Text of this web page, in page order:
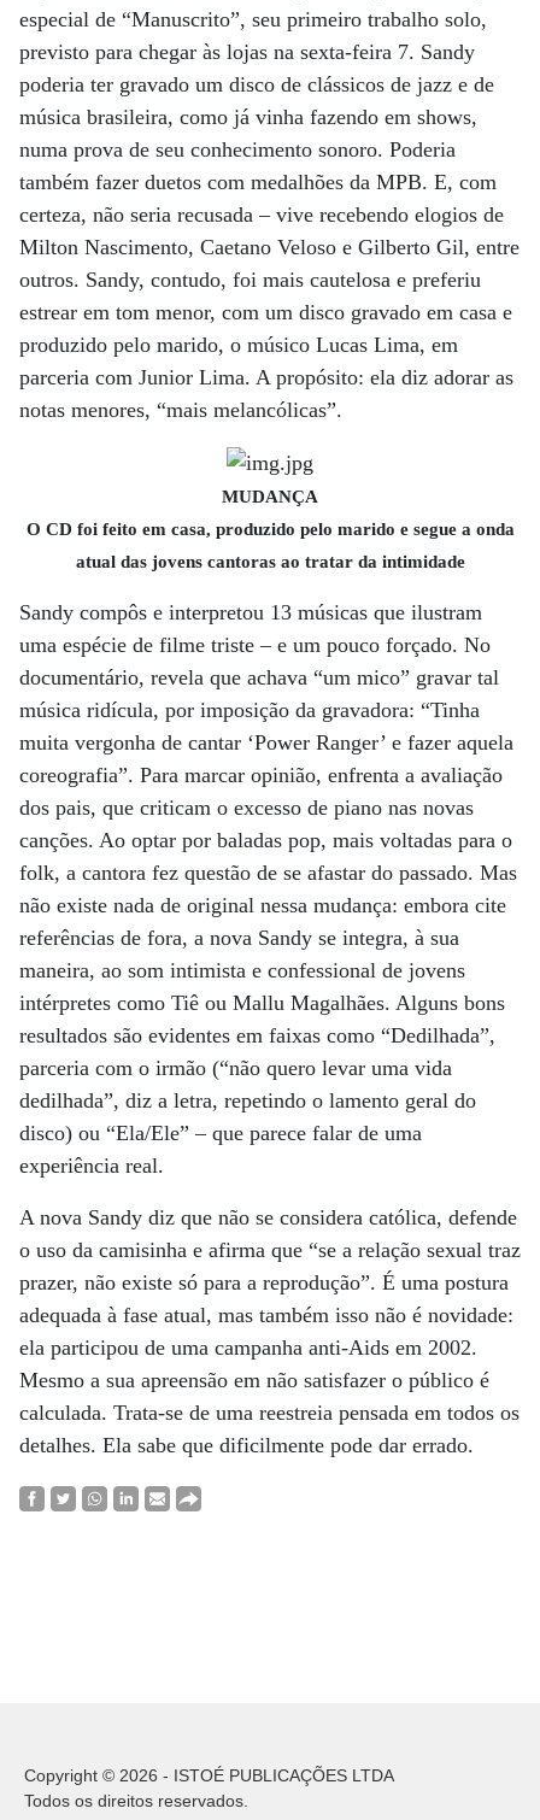
especial de “Manuscrito”, seu primeiro trabalho solo,
previsto para chegar às lojas na sexta-feira 7. Sandy
poderia ter gravado um disco de clássicos de jazz e de
música brasileira, como já vinha fazendo em shows,
numa prova de seu conhecimento sonoro. Poderia
também fazer duetos com medalhões da MPB. E, com
certeza, não seria recusada – vive recebendo elogios de
Milton Nascimento, Caetano Veloso e Gilberto Gil, entre
outros. Sandy, contudo, foi mais cautelosa e preferiu
estrear em tom menor, com um disco gravado em casa e
produzido pelo marido, o músico Lucas Lima, em
parceria com Junior Lima. A propósito: ela diz adorar as
notas menores, “mais melancólicas”.
MUDANÇA
O CD foi feito em casa, produzido pelo marido e segue a onda
atual das jovens cantoras ao tratar da intimidade
Sandy compôs e interpretou 13 músicas que ilustram
uma espécie de filme triste – e um pouco forçado. No
documentário, revela que achava “um mico” gravar tal
música ridícula, por imposição da gravadora: “Tinha
muita vergonha de cantar ‘Power Ranger’ e fazer aquela
coreografia”. Para marcar opinião, enfrenta a avaliação
dos pais, que criticam o excesso de piano nas novas
canções. Ao optar por baladas pop, mais voltadas para o
folk, a cantora fez questão de se afastar do passado. Mas
não existe nada de original nessa mudança: embora cite
referências de fora, a nova Sandy se integra, à sua
maneira, ao som intimista e confessional de jovens
intérpretes como Tiê ou Mallu Magalhães. Alguns bons
resultados são evidentes em faixas como “Dedilhada”,
parceria com o irmão (“não quero levar uma vida
dedilhada”, diz a letra, repetindo o lamento geral do
disco) ou “Ela/Ele” – que parece falar de uma
experiência real.
A nova Sandy diz que não se considera católica, defende
o uso da camisinha e afirma que “se a relação sexual traz
prazer, não existe só para a reprodução”. É uma postura
adequada à fase atual, mas também isso não é novidade:
ela participou de uma campanha anti-Aids em 2002.
Mesmo a sua apreensão em não satisfazer o público é
calculada. Trata-se de uma reestreia pensada em todos os
detalhes. Ela sabe que dificilmente pode dar errado.
Copyright © 2026 - ISTOÉ PUBLICAÇÕES LTDA
Todos os direitos reservados.